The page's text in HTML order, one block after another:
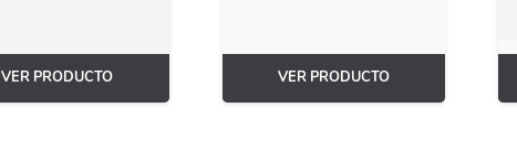
VER PRODUCTO VER PRODUCTO